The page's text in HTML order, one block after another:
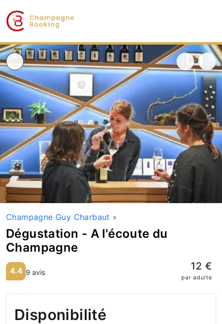
Champagne Guy Charbaut »
Dégustation - A l'écoute du
Champagne
4.4 9 avis 12 €
par adulte
Disponibilité